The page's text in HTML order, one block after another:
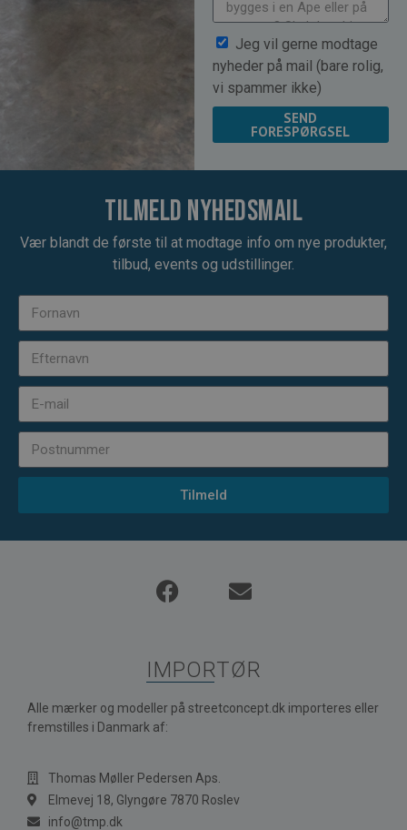
Jeg vil gerne modtage
nyheder på mail (bare rolig,
vi spammer ikke)
SEND
FORESPØRGSEL
Tilmeld nyhedsmail
Vær blandt de første til at modtage info om nye produkter,
tilbud, events og udstillinger.
Tilmeld
IMPORTØR
Alle mærker og modeller på streetconcept.dk importeres eller
fremstilles i Danmark af:
Thomas Møller Pedersen Aps.
Elmevej 18, Glyngøre 7870 Roslev
info@tmp.dk